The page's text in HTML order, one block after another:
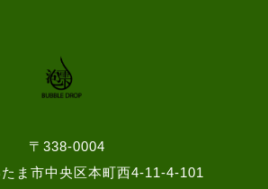
〒338-0004
ま市中央区本町西4-11-4-101